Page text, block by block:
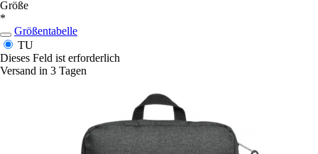
Größe
*
Größentabelle
TU
Dieses Feld ist erforderlich
Versand in 3 Tagen